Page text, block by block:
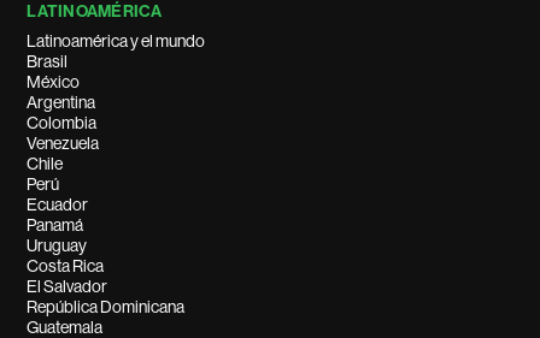
LATINOAMÉRICA
Latinoamérica y el mundo
Brasil
México
Argentina
Colombia
Venezuela
Chile
Perú
Ecuador
Panamá
Uruguay
Costa Rica
El Salvador
República Dominicana
Guatemala